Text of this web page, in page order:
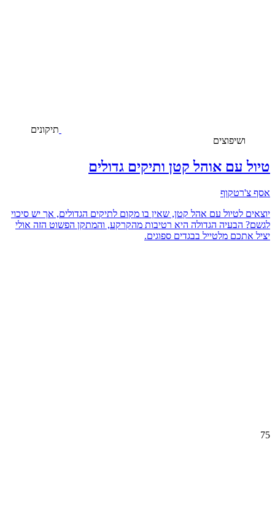
תיקונים
ושיפוצים
טיול עם אוהל קטן ותיקים גדולים
אסף צ'רטקוף
יוצאים לטיול עם אהל קטן, שאין בו מקום לתיקים הגדולים, אך יש סיכוי
לגשם? הבעיה הגדולה היא רטיבות מהקרקע, והמתקן הפשוט הזה אולי
יציל אתכם מלטייל בבגדים ספוגים.
75